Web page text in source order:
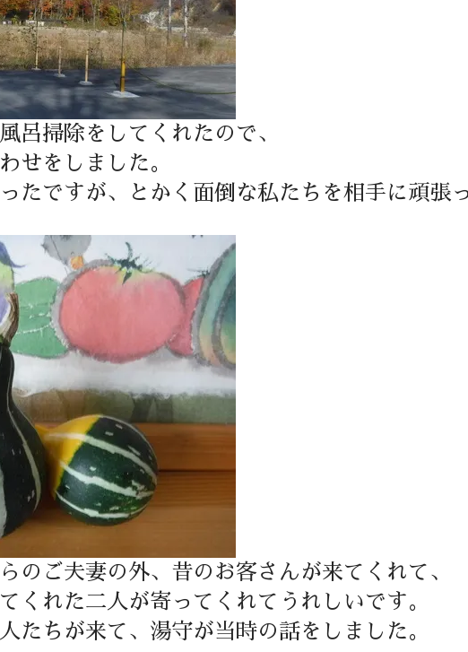
呂掃除をしてくれたので、
せをしました。
たですが、とかく面倒な私たちを相手に頑張
のご夫妻の外、昔のお客さんが来てくれて、
くれた二人が寄ってくれてうれしいです。
たちが来て、湯守が当時の話をしました。